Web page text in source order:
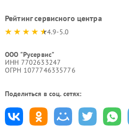
Рейтинг сервисного центра
4.9-5.0
ООО "Русервис"
ИНН 7702633247
ОГРН 1077746335776
Поделиться в соц. сетях: